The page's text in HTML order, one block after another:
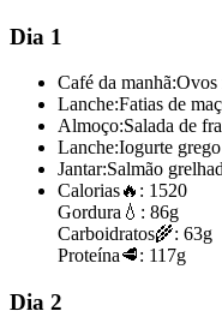
Dia 1
Café da manhã:Ovos
Lanche:Fatias de
Almoço:Salada de
Lanche:Iogurte
Jantar:Salmão
Calorias🔥: 1520
Gordura 💧: 86g
Carboidratos🌾: 63g
Proteína🥩: 117g
Dia 2